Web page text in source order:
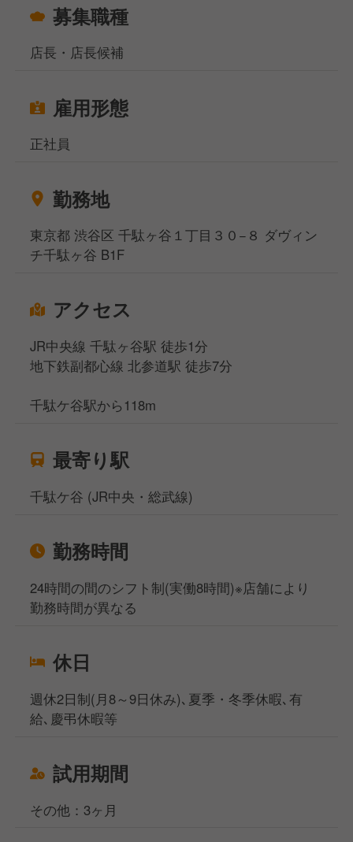
募集職種
店長・店長候補
雇用形態
正社員
勤務地
東京都 渋谷区 千駄ヶ谷１丁目３０−８ ダヴィン
チ千駄ヶ谷 B1F
アクセス
JR中央線 千駄ヶ谷駅 徒歩1分
地下鉄副都心線 北参道駅 徒歩7分
千駄ケ谷駅から118m
最寄り駅
千駄ケ谷 (JR中央・総武線)
勤務時間
24時間の間のシフト制(実働8時間)※店舗により
勤務時間が異なる
休日
週休2日制(月8～9日休み)､夏季・冬季休暇､有
給､慶弔休暇等
試用期間
その他：3ヶ月